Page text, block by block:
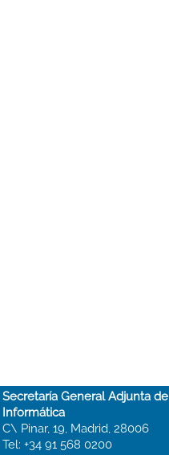
Secretaría General Adjunta de
Informática
C\ Pinar, 19, Madrid, 28006
Tel: +34 91 568 0200